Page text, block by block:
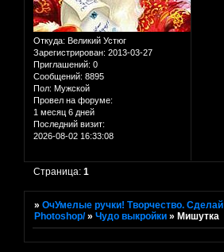
Откуда: Великий Устюг
Зарегистрирован: 2013-03-27
Приглашений: 0
Сообщений: 8895
Пол: Мужской
Провел на форуме:
1 месяц 6 дней
Последний визит:
2026-08-02 16:33:08
Страница:1
»ОчУмелые ручки! Творчество.
Photoshop/ »Чудо выкройки »Мишутка